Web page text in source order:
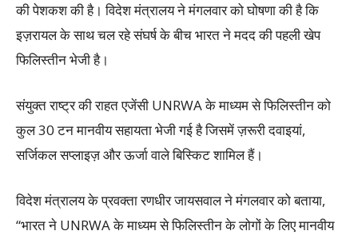
की पेशकश की है। विदेश मंत्रालय ने मंगलवार को घोषणा की है कि
इज़रायल के साथ चल रहे संघर्ष के बीच भारत ने मदद की पहली खेप
फिलिस्तीन भेजी है।
संयुक्त राष्ट्र की राहत एजेंसी UNRWA के माध्यम से फिलिस्तीन को
कुल 30 टन मानवीय सहायता भेजी गई है जिसमें ज़रूरी दवाइयां,
सर्जिकल सप्लाइज़ और ऊर्जा वाले बिस्किट शामिल हैं।
विदेश मंत्रालय के प्रवक्ता रणधीर जायसवाल ने मंगलवार को बताया,
“भारत ने UNRWA के माध्यम से फिलिस्तीन के लोगों के लिए मानवीय